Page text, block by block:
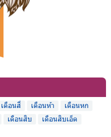
เดือนสี่ เดือนห้า
เดือนหก
เดือนสิบ
เดือนสิบเอ็ด